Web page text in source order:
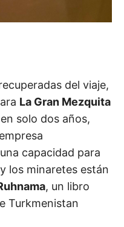
del viaje,
La Gran Mezquita
solo dos años,
capacidad para
los minaretes están
, un libro
Turkmenistan